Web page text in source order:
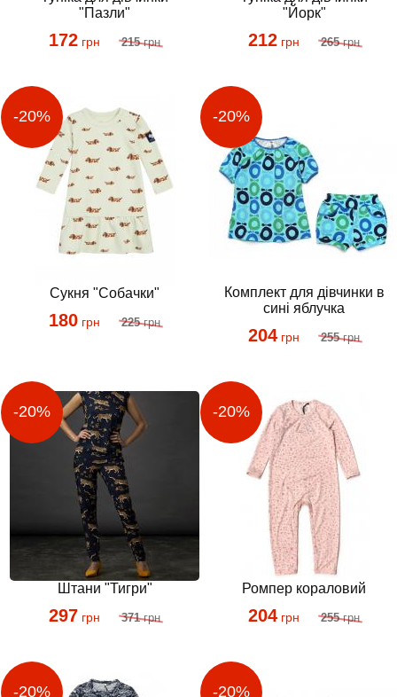
"Пазли"
172 грн 215грн
"Йорк"
212 грн 265грн
Сукня "Собачки"
180 грн 225грн
Комплект для дівчинки в
сині яблучка
204 грн 255грн
Штани "Тигри"
297 грн 371грн
Ромпер кораловий
204 грн 255грн